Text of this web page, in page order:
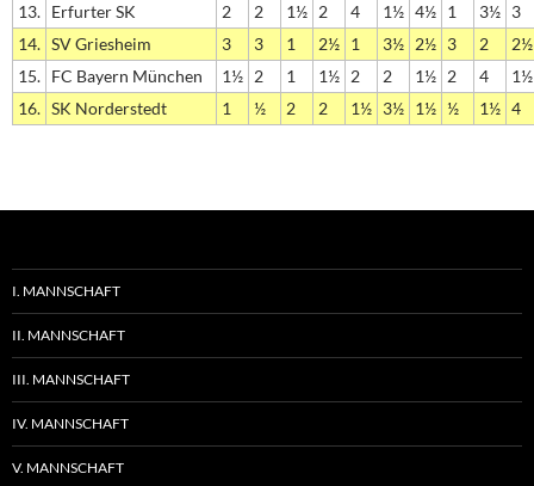
13. Erfurter SK 2 2 1½ 2 4 1½ 4½ 1 3½ 3
14. SV Griesheim 3 3 1 2½ 1 3½ 2½ 3 2
2½
15. FC Bayern München 1½ 2 1 1½ 2 2 1½ 2 4
1½
16. SK Norderstedt 1 ½ 2 2 1½ 3½ 1½ ½ 1½ 4
I. MANNSCHAFT
II. MANNSCHAFT
III. MANNSCHAFT
IV. MANNSCHAFT
V. MANNSCHAFT